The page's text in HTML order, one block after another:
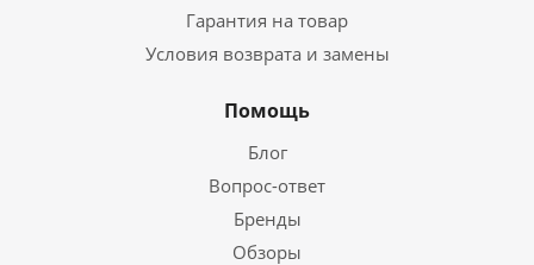
Гарантия на товар
Условия возврата и замены
Помощь
Блог
Вопрос-ответ
Бренды
Обзоры